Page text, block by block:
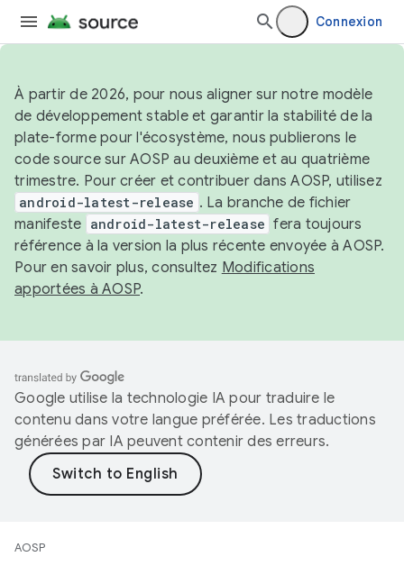
Connexion
À partir de 2026, pour nous aligner sur notre modèle
de développement stable et garantir la stabilité de la
plate-forme pour l'écosystème, nous publierons le
code source sur AOSP au deuxième et au quatrième
trimestre. Pour créer et contribuer dans AOSP, utilisez
android-latest-release . La branche de fichier
manifeste android-latest-release fera toujours
référence à la version la plus récente envoyée à AOSP.
Pour en savoir plus, consultez Modifications
apportées à AOSP.
Google utilise la technologie IA pour traduire le
contenu dans votre langue préférée. Les traductions
générées par IA peuvent contenir des erreurs.
AOSP